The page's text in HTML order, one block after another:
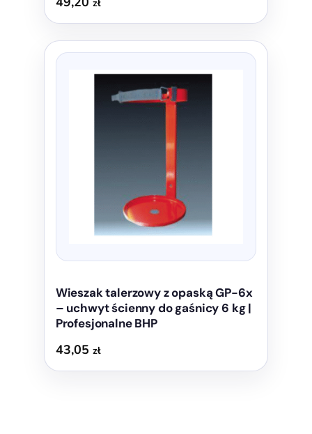
zł
Wieszak talerzowy z opaską GP-6x
– uchwyt ścienny do gaśnicy 6 kg |
Profesjonalne BHP
43,05 zł